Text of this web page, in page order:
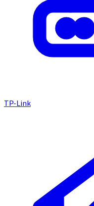
TP-Link